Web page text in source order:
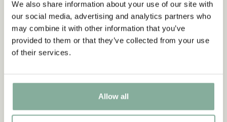
We also share information about your use of our site with
our social media, advertising and analytics partners who
may combine it with other information that you’ve
provided to them or that they’ve collected from your use
of their services.
Allow all
Mjuk Nyckelring Lilla
118.15 SEK139.00 SEK
LÄGG I VARUKORG
SALTKRÅKAN
525.00 SEK
LÄGG I VARUKORG